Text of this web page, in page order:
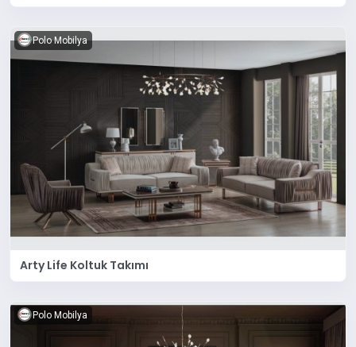
Polo Mobilya
Arty Life Koltuk Takımı
Polo Mobilya